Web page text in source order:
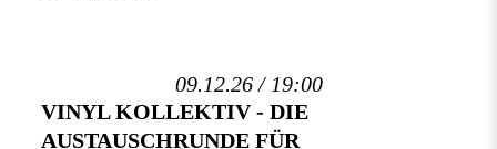
09.12.26 / 19:00
VINYL KOLLEKTIV - DIE
AUSTAUSCHRUNDE FÜR